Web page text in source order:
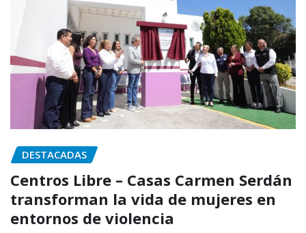
DESTACADAS
Centros Libre – Casas Carmen Serdán
transforman la vida de mujeres en
entornos de violencia